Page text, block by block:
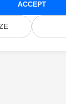
ACCEPT